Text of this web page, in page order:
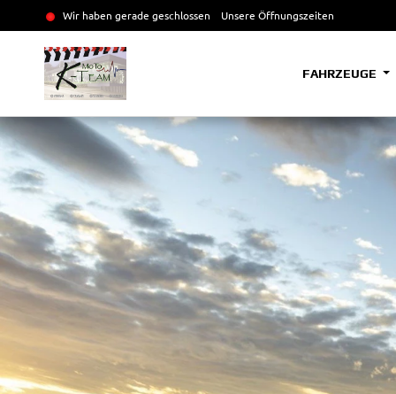
Wir haben gerade geschlossen Unsere Öffnungszeiten
FAHRZEUGE